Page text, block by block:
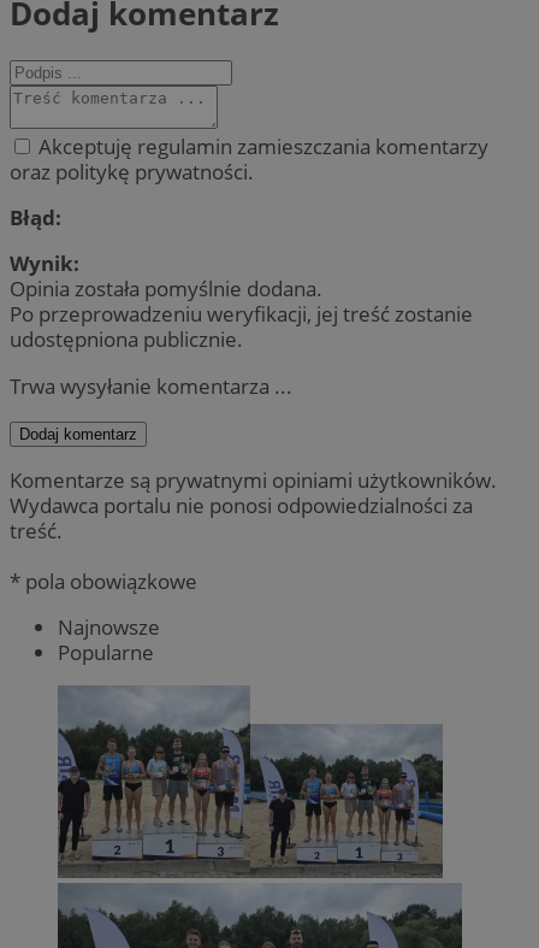
Dodaj komentarz
Akceptuję regulamin zamieszczania komentarzy
oraz politykę prywatności.
Błąd:
Wynik:
Opinia została pomyślnie dodana.
Po przeprowadzeniu weryfikacji, jej treść zostanie
udostępniona publicznie.
Trwa wysyłanie komentarza ...
Dodaj komentarz
Komentarze są prywatnymi opiniami użytkowników.
Wydawca portalu nie ponosi odpowiedzialności za
treść.
* pola obowiązkowe
Najnowsze
Popularne